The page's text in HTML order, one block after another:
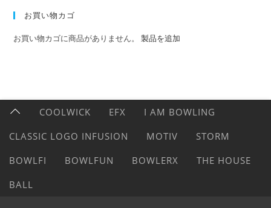
お買い物カゴ
お買い物カゴに商品がありません。製品を追加
COOLWICK EFX
I AM BOWLING
CLASSIC LOGO INFUSION
MOTIV
STORM
BOWLFI
BOWLFUN BOWLERX
THE HOUSE
BALL